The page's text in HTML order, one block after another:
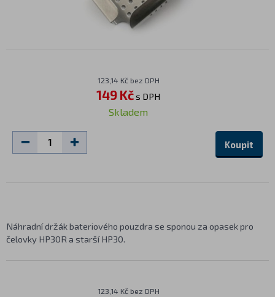
123,14 Kč bez DPH
149 Kčs DPH
Skladem
Koupit
Náhradní držák bateriového pouzdra se sponou za opasek pro
čelovky HP30R a starší HP30.
123,14 Kč bez DPH